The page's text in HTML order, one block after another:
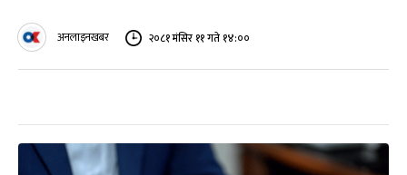
अनलाइनखबर २०८१ मंसिर ११ गते १४:००